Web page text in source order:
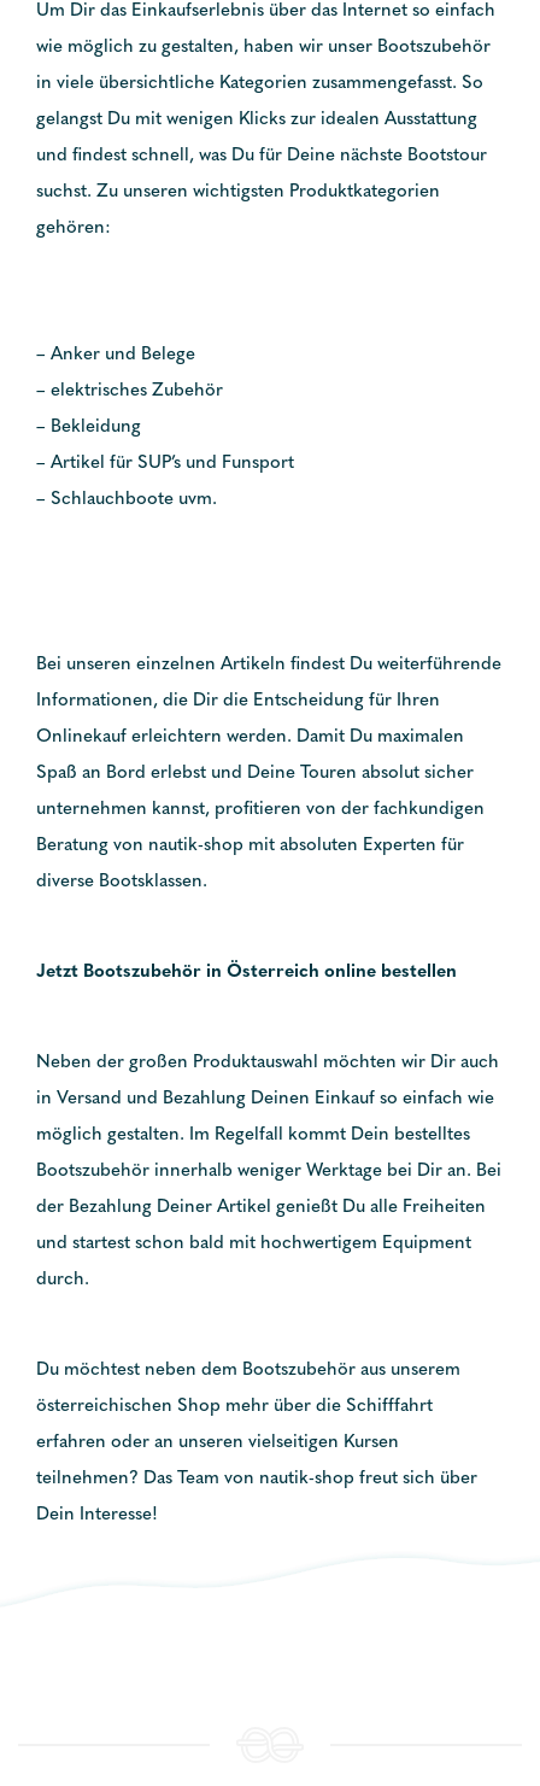
Um Dir das Einkaufserlebnis über das Internet so einfach
wie möglich zu gestalten, haben wir unser Bootszubehör
in viele übersichtliche Kategorien zusammengefasst. So
gelangst Du mit wenigen Klicks zur idealen Ausstattung
und findest schnell, was Du für Deine nächste Bootstour
suchst. Zu unseren wichtigsten Produktkategorien
gehören:
– Anker und Belege
– elektrisches Zubehör
– Bekleidung
– Artikel für SUP’s und Funsport
– Schlauchboote uvm.
Bei unseren einzelnen Artikeln findest Du weiterführende
Informationen, die Dir die Entscheidung für Ihren
Onlinekauf erleichtern werden. Damit Du maximalen
Spaß an Bord erlebst und Deine Touren absolut sicher
unternehmen kannst, profitieren von der fachkundigen
Beratung von nautik-shop mit absoluten Experten für
diverse Bootsklassen.
Jetzt Bootszubehör in Österreich online bestellen
Neben der großen Produktauswahl möchten wir Dir auch
in Versand und Bezahlung Deinen Einkauf so einfach wie
möglich gestalten. Im Regelfall kommt Dein bestelltes
Bootszubehör innerhalb weniger Werktage bei Dir an. Bei
der Bezahlung Deiner Artikel genießt Du alle Freiheiten
und startest schon bald mit hochwertigem Equipment
durch.
Du möchtest neben dem Bootszubehör aus unserem
österreichischen Shop mehr über die Schifffahrt
erfahren oder an unseren vielseitigen Kursen
teilnehmen? Das Team von nautik-shop freut sich über
Dein Interesse!